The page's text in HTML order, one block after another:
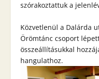
szórakoztattuk a
Közvetlenül a Dalárda
Örömtánc csoport
összeállításukkal
hangulathoz.